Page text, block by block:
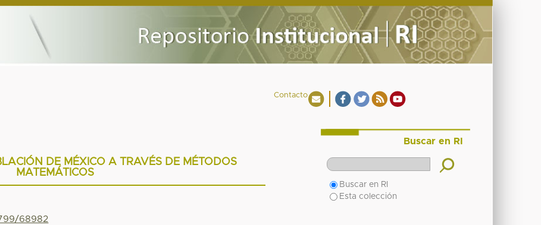
Contacto
DE MÉXICO A TRAVÉS DE MÉTODOS
MATEMÁTICOS
68982
Buscar en RI
Buscar en RI
Esta colección